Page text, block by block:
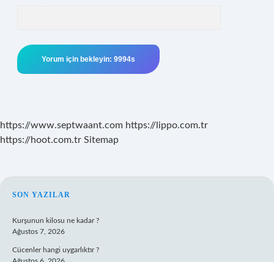
https://www.septwaant.com https://lippo.com.tr
https://hoot.com.tr Sitemap
SIDEBAR
SON YAZILAR
Kurşunun kilosu ne kadar ?
Ağustos 7, 2026
Cücenler hangi uygarlıktır ?